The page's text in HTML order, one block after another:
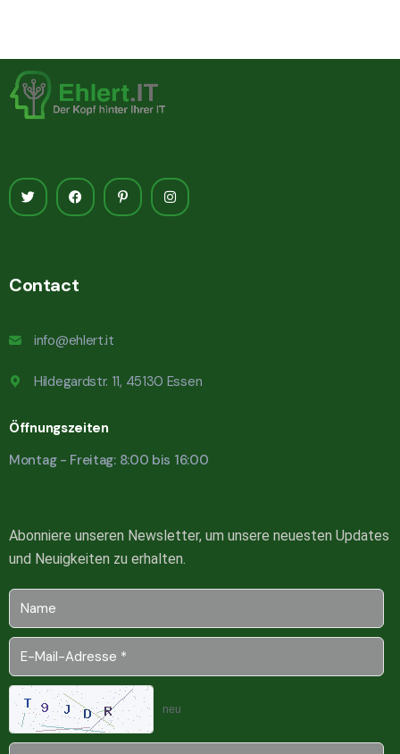
Contact
info@ehlert.it
Hildegardstr. 11, 45130 Essen
Öffnungszeiten
Montag - Freitag: 8:00 bis 16:00
Abonniere unseren Newsletter, um unsere neuesten Updates
und Neuigkeiten zu erhalten.
neu